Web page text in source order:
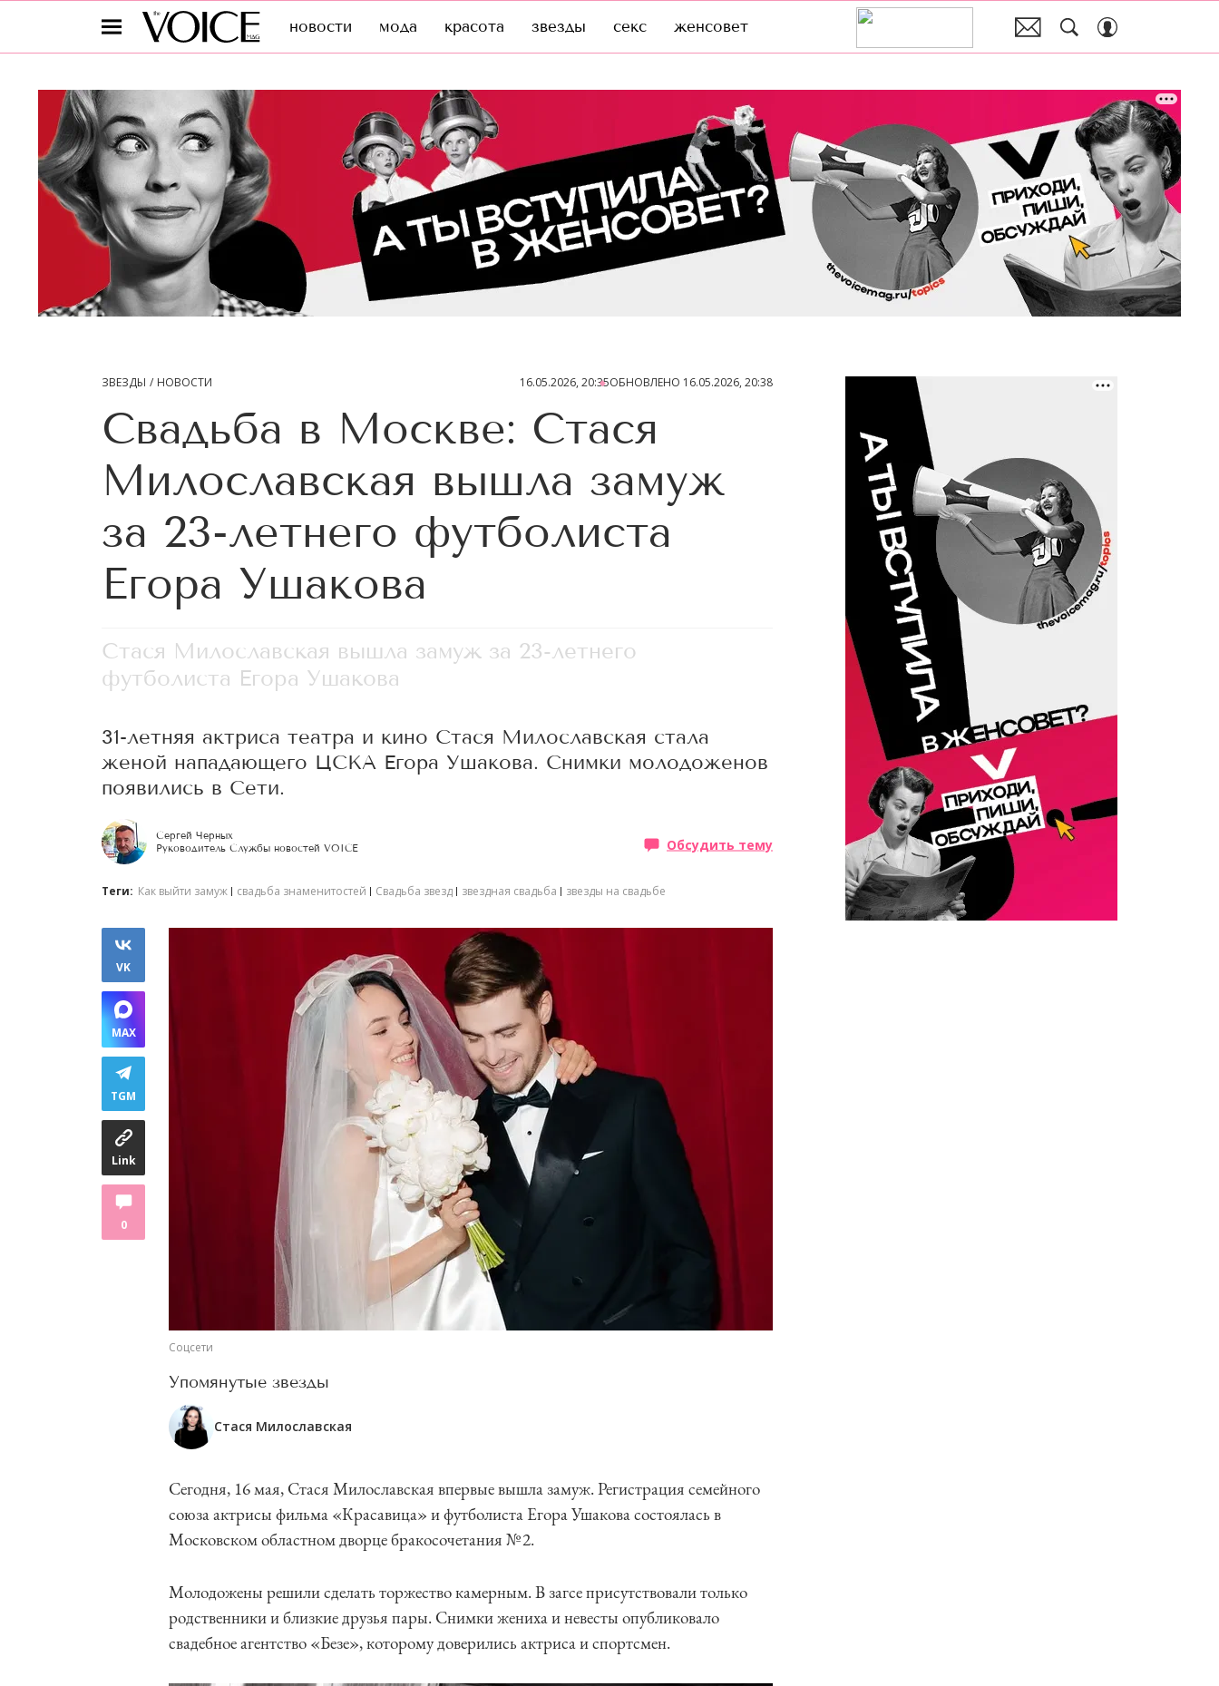
новости мода красота звезды секс женсовет
ЗВЕЗДЫ НОВОСТИ 16.05.2026, 20:35ОБНОВЛЕНО 16.05.2026, 20:38
Свадьба в Москве: Стася
Милославская вышла замуж
за 23-летнего футболиста
Егора Ушакова
Стася Милославская вышла замуж за 23-летнего
футболиста Егора Ушакова
31-летняя актриса театра и кино Стася Милославская стала
женой нападающего ЦСКА Егора Ушакова. Снимки молодоженов
появились в Сети.
Сергей Черных
Руководитель Службы новостей VOICE
Обсудить тему
Теги: Как выйти замуж свадьба знаменитостей Свадьба звезд звездная свадьба звезды на свадьбе
VK
MAX
TGM
Link
0
Соцсети
Упомянутые звезды
Стася Милославская
Сегодня, 16 мая, Стася Милославская впервые вышла замуж. Регистрация семейного
союза актрисы фильма «Красавица» и футболиста Егора Ушакова состоялась в
Московском областном дворце бракосочетания № 2.
Молодожены решили сделать торжество камерным. В загсе присутствовали только
родственники и близкие друзья пары. Снимки жениха и невесты опубликовало
свадебное агентство «Безе», которому доверились актриса и спортсмен.